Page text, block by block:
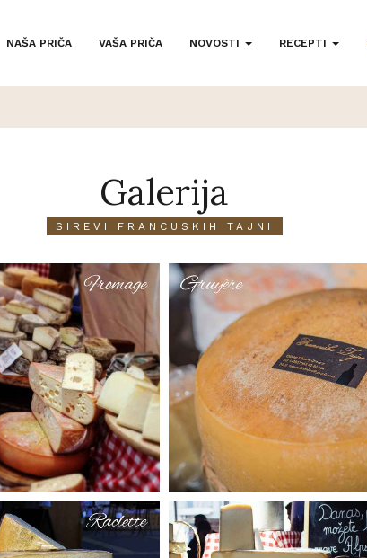
NAŠA PRIČA VAŠA PRIČA NOVOSTI RECEPTI
Galerija
SIREVI FRANCUSKIH TAJNI